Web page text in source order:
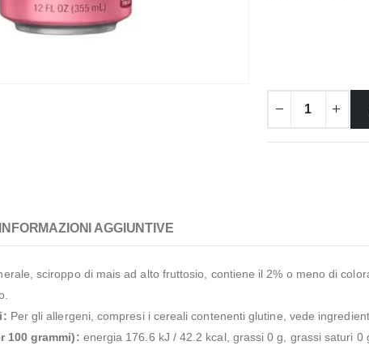
INFORMAZIONI AGGIUNTIVE
sciroppo di mais ad alto fruttosio, contiene il 2% o meno di
Per gli allergeni, compresi i cereali contenenti glutine, vede
100 grammi): energia 176.6 kJ / 42.2 kcal, grassi 0 g, grassi saturi